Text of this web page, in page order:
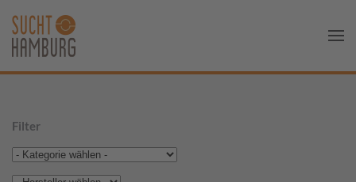
Filter